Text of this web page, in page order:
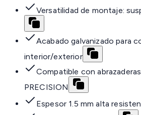
Versatilidad de montaje:
Acabado galvanizado para
interior/exterior
Compatible con
PRECISION
Espesor 1.5 mm alta